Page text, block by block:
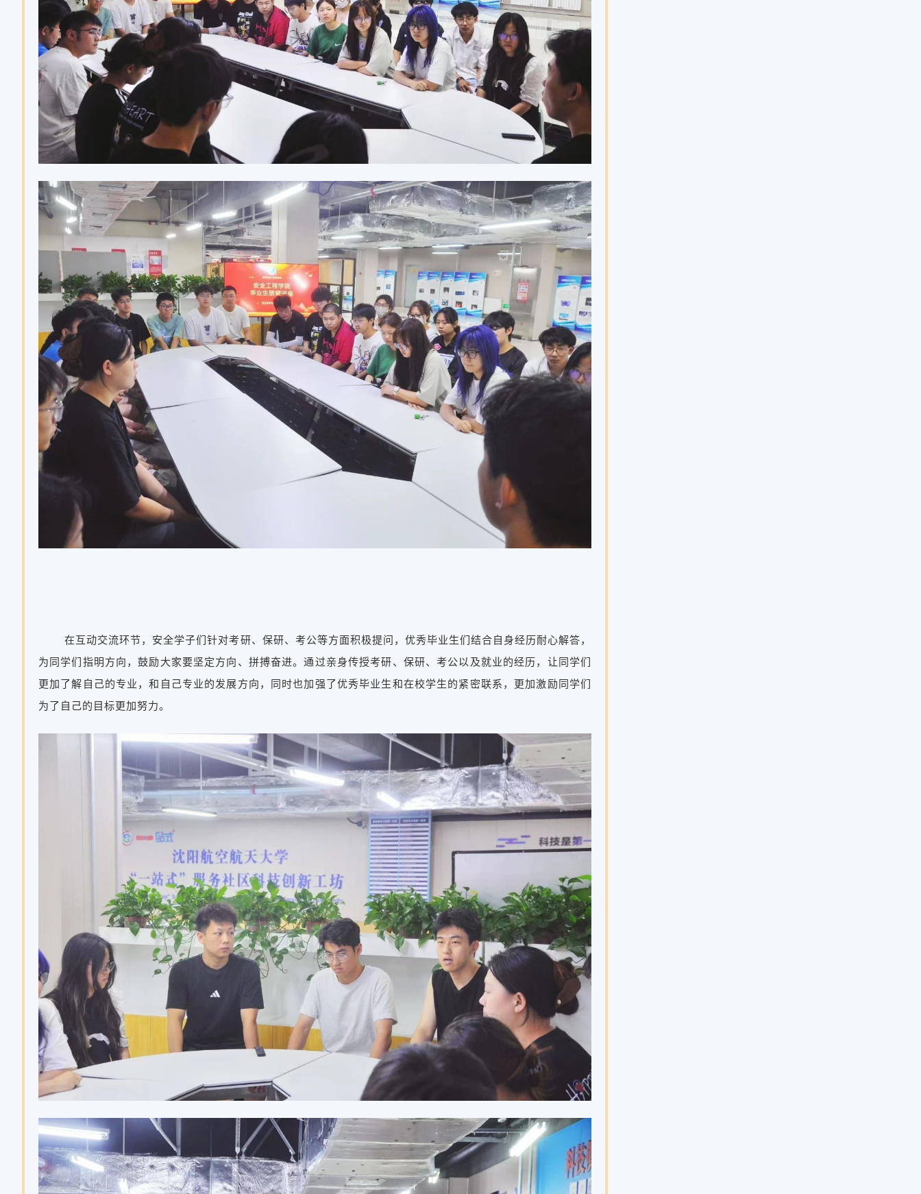
在互动交流环节，安全学子们针对考研、保研、考公等方面积极提问，优秀毕业生们结合自身经历耐心解答，
为同学们指明方向，鼓励大家要坚定方向、拼搏奋进。通过亲身传授考研、保研、考公以及就业的经历，让同学们
更加了解自己的专业，和自己专业的发展方向，同时也加强了优秀毕业生和在校学生的紧密联系，更加激励同学们
为了自己的目标更加努力。